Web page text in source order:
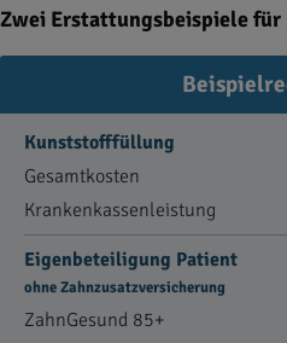
Zwei Erstattungsbeispiele für
Kunststofffüllung
Gesamtkosten
Krankenkassenleistung
Eigenbeteiligung Patient
ohne Zahnzusatzversicherung
ZahnGesund 85+